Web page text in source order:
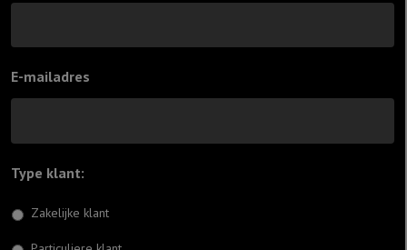
E-mailadres
Type klant:
Zakelijke klant